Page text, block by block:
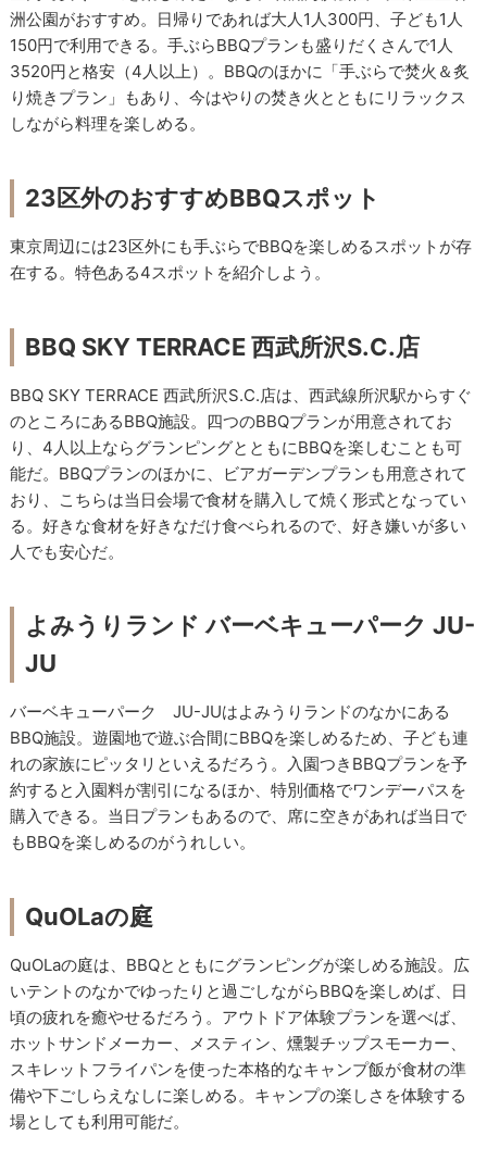
洲公園がおすすめ。日帰りであれば大人1人300円、子ども1人
150円で利用できる。手ぶらBBQプランも盛りだくさんで1人
3520円と格安（4人以上）。BBQのほかに「手ぶらで焚火＆炙
り焼きプラン」もあり、今はやりの焚き火とともにリラックス
しながら料理を楽しめる。
23区外のおすすめBBQスポット
東京周辺には23区外にも手ぶらでBBQを楽しめるスポットが存
在する。特色ある4スポットを紹介しよう。
BBQ SKY TERRACE 西武所沢S.C.店
BBQ SKY TERRACE 西武所沢S.C.店は、西武線所沢駅からすぐ
のところにあるBBQ施設。四つのBBQプランが用意されてお
り、4人以上ならグランピングとともにBBQを楽しむことも可
能だ。BBQプランのほかに、ビアガーデンプランも用意されて
おり、こちらは当日会場で食材を購入して焼く形式となってい
る。好きな食材を好きなだけ食べられるので、好き嫌いが多い
人でも安心だ。
よみうりランド バーベキューパーク JU-
JU
バーベキューパーク JU-JUはよみうりランドのなかにある
BBQ施設。遊園地で遊ぶ合間にBBQを楽しめるため、子ども連
れの家族にピッタリといえるだろう。入園つきBBQプランを予
約すると入園料が割引になるほか、特別価格でワンデーパスを
購入できる。当日プランもあるので、席に空きがあれば当日で
もBBQを楽しめるのがうれしい。
QuOLaの庭
QuOLaの庭は、BBQとともにグランピングが楽しめる施設。広
いテントのなかでゆったりと過ごしながらBBQを楽しめば、日
頃の疲れを癒やせるだろう。アウトドア体験プランを選べば、
ホットサンドメーカー、メスティン、燻製チップスモーカー、
スキレットフライパンを使った本格的なキャンプ飯が食材の準
備や下ごしらえなしに楽しめる。キャンプの楽しさを体験する
場としても利用可能だ。